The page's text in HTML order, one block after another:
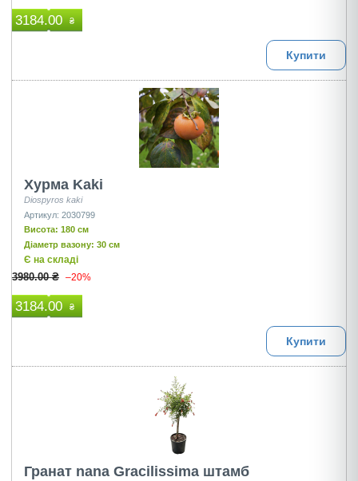
3184.00 ₴
Купити
Хурма Kaki
Diospyros kaki
Артикул: 2030799
Висота: 180 см
Діаметр вазону: 30 см
Є на складі
3980.00 ₴ –20%
3184.00 ₴
Купити
Гранат nana Gracilissima штамб